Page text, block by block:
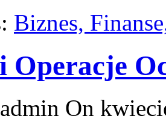
Biznes,
Operacje
On